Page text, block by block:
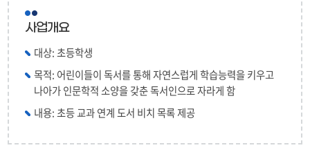
사업개요
대상: 초등학생
목적: 어린이들이 독서를 통해 자연스럽게 학습능력을 키우고
나아가 인문학적 소양을 갖춘 독서인으로 자라게 함
내용: 초등 교과 연계 도서 비치 목록 제공